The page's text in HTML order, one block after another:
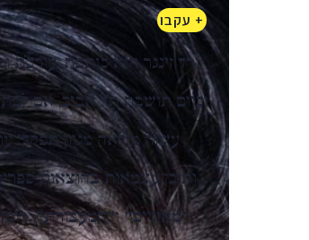
+ עקבו
וכיום תושבת תל אביב, אם
עשור מילאה מגוון תפקדי